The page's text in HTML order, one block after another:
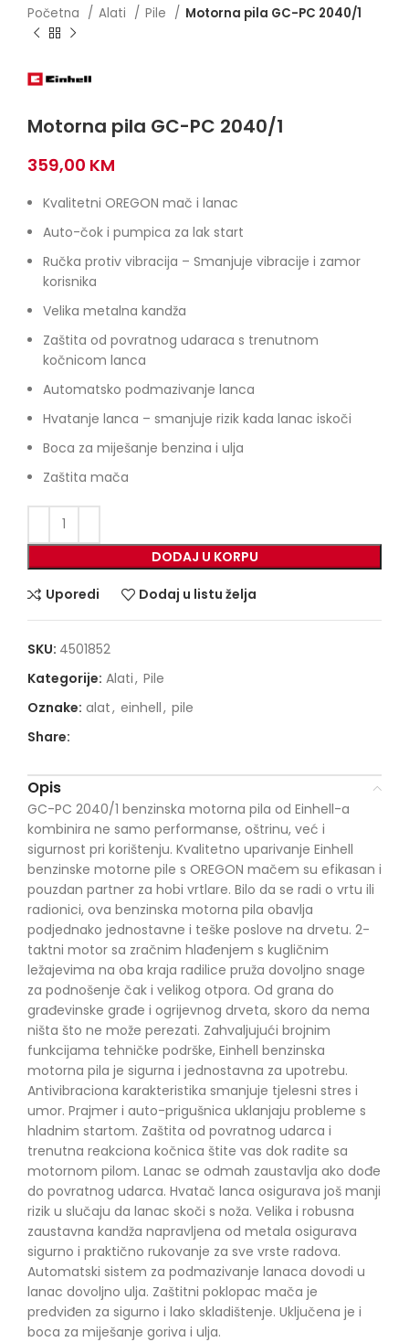
Početna Alati Pile Motorna pila GC-PC 2040/1
Motorna pila GC-PC 2040/1
359,00 KM
Kvalitetni OREGON mač i lanac
Auto-čok i pumpica za lak start
Ručka protiv vibracija – Smanjuje vibracije i zamor
korisnika
Velika metalna kandža
Zaštita od povratnog udaraca s trenutnom
kočnicom lanca
Automatsko podmazivanje lanca
Hvatanje lanca – smanjuje rizik kada lanac iskoči
Boca za miješanje benzina i ulja
Zaštita mača
DODAJ U KORPU
Uporedi Dodaj u listu želja
SKU: 4501852
Kategorije: Alati, Pile
Oznake: alat, einhell, pile
Share:
Opis
GC-PC 2040/1 benzinska motorna pila od Einhell-a
kombinira ne samo performanse, oštrinu, već i
sigurnost pri korištenju. Kvalitetno uparivanje Einhell
benzinske motorne pile s OREGON mačem su efikasan i
pouzdan partner za hobi vrtlare. Bilo da se radi o vrtu ili
radionici, ova benzinska motorna pila obavlja
podjednako jednostavne i teške poslove na drvetu. 2-
taktni motor sa zračnim hlađenjem s kugličnim
ležajevima na oba kraja radilice pruža dovoljno snage
za podnošenje čak i velikog otpora. Od grana do
građevinske građe i ogrijevnog drveta, skoro da nema
ništa što ne može perezati. Zahvaljujući brojnim
funkcijama tehničke podrške, Einhell benzinska
motorna pila je sigurna i jednostavna za upotrebu.
Antivibraciona karakteristika smanjuje tjelesni stres i
umor. Prajmer i auto-prigušnica uklanjaju probleme s
hladnim startom. Zaštita od povratnog udarca i
trenutna reakciona kočnica štite vas dok radite sa
motornom pilom. Lanac se odmah zaustavlja ako dođe
do povratnog udarca. Hvatač lanca osigurava još manji
rizik u slučaju da lanac skoči s noža. Velika i robusna
zaustavna kandža napravljena od metala osigurava
sigurno i praktično rukovanje za sve vrste radova.
Automatski sistem za podmazivanje lanaca dovodi u
lanac dovoljno ulja. Zaštitni poklopac mača je
predviđen za sigurno i lako skladištenje. Uključena je i
boca za miješanje goriva i ulja.